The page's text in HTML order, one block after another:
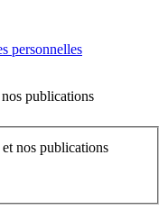
personnelles
publications
nos publications